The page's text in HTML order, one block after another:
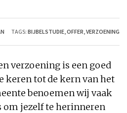
TAGS: BIJBELSTUDIE OFFER VERZOENING
verzoening is een goed
keren tot de kern van het
benoemen wij vaak
om jezelf te herinneren